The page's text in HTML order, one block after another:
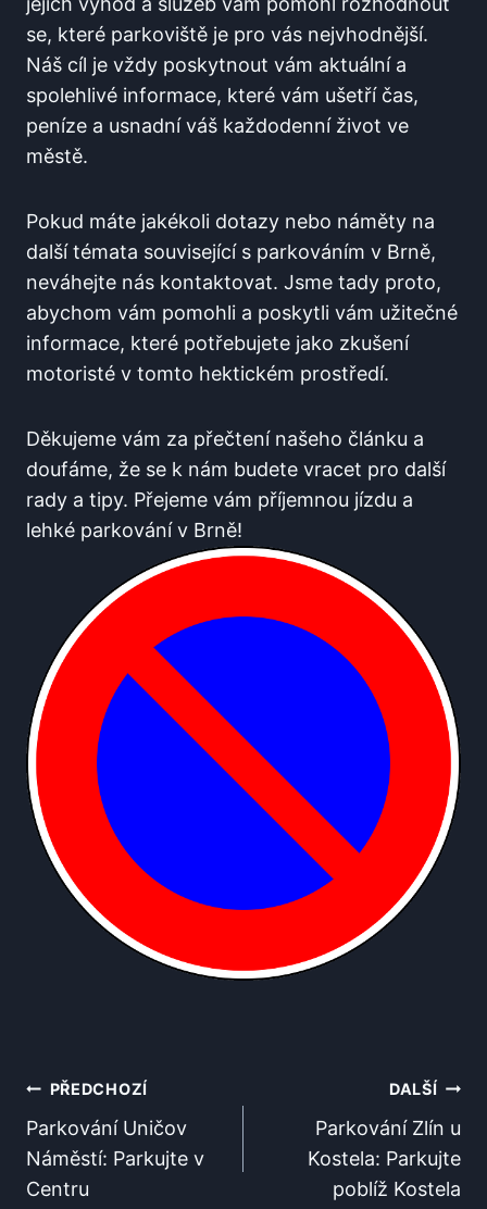
‍se, které parkoviště ​je pro vás nejvhodnější.
Náš ⁣cíl je vždy poskytnout​ vám aktuální a⁢
spolehlivé informace, které vám ‍ušetří čas,
peníze a usnadní váš každodenní život​ ve
městě.
Pokud máte jakékoli dotazy nebo náměty na
další​ témata​ související s parkováním v Brně,
neváhejte nás kontaktovat. Jsme tady proto,
abychom vám​ pomohli a ⁢poskytli vám⁣ užitečné
informace, ‍které potřebujete jako zkušení‍
motoristé v‌ tomto ⁣hektickém prostředí.
Děkujeme‌ vám za přečtení našeho článku a
doufáme, že ⁣se k nám budete vracet pro další
rady a tipy. Přejeme ‍vám příjemnou ​jízdu a
lehké parkování v Brně!
Navigace
Pro
Příspěvek
PŘEDCHOZÍ
Parkování Uničov
Náměstí: Parkujte v
Centru
DALŠÍ
Parkování Zlín u
Kostela: Parkujte
poblíž Kostela